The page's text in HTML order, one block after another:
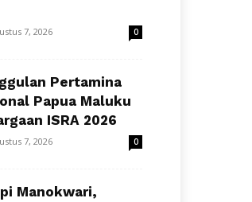
7, 2026 0
Pertamina
Papua Maluku
ISRA 2026
7, 2026 0
Manokwari,